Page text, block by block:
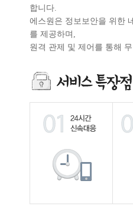
합니다.
에스원은 정보보안을 위한
를 제공하며,
원격 관제 및 제어를 통해